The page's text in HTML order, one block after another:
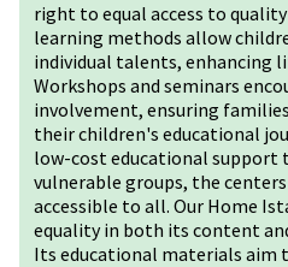
right to equal access to
learning methods allow
individual talents, enhancing
Workshops and seminars
involvement, ensuring
their children's educational
low-cost educational support
vulnerable groups, the
accessible to all. Our Home
equality in both its content
Its educational materials aim